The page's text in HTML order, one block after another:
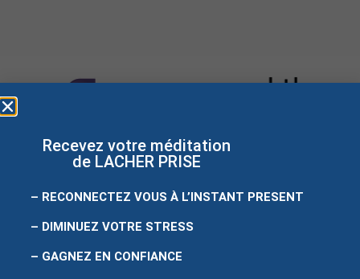
Site créépareasyweb
Recevez votre méditation
de LACHER PRISE
– RECONNECTEZ VOUS À L’INSTANT PRESENT
– DIMINUEZ VOTRE STRESS
– GAGNEZ EN CONFIANCE